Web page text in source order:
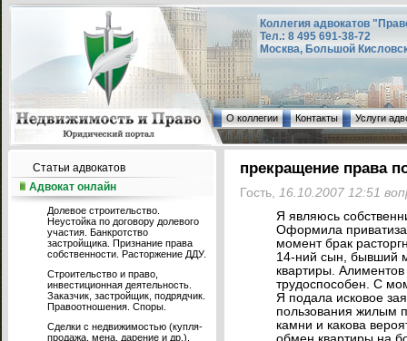
Коллегия адвокатов
Тел.: 8 495 691-38-72
Москва, Большой
О коллегии Контакты Услуги
Статьи адвокатов
Адвокат онлайн
Долевое строительство.
Неустойка по договору долевого
участия. Банкротство
застройщика. Признание права
собственности. Расторжение ДДУ.
Строительство и право,
инвестиционная деятельность.
Заказчик, застройщик, подрядчик.
Правоотношения. Споры.
Сделки с недвижимостью (купля-
продажа, мена, дарение и др.).
прекращение права
Гость, 16.10.2007 12:51
Я являюсь
Оформила
момент брак
14-ний сын, бывший
квартиры. Алиментов
трудоспособен. С
Я подала исковое
пользования жилым
камни и какова